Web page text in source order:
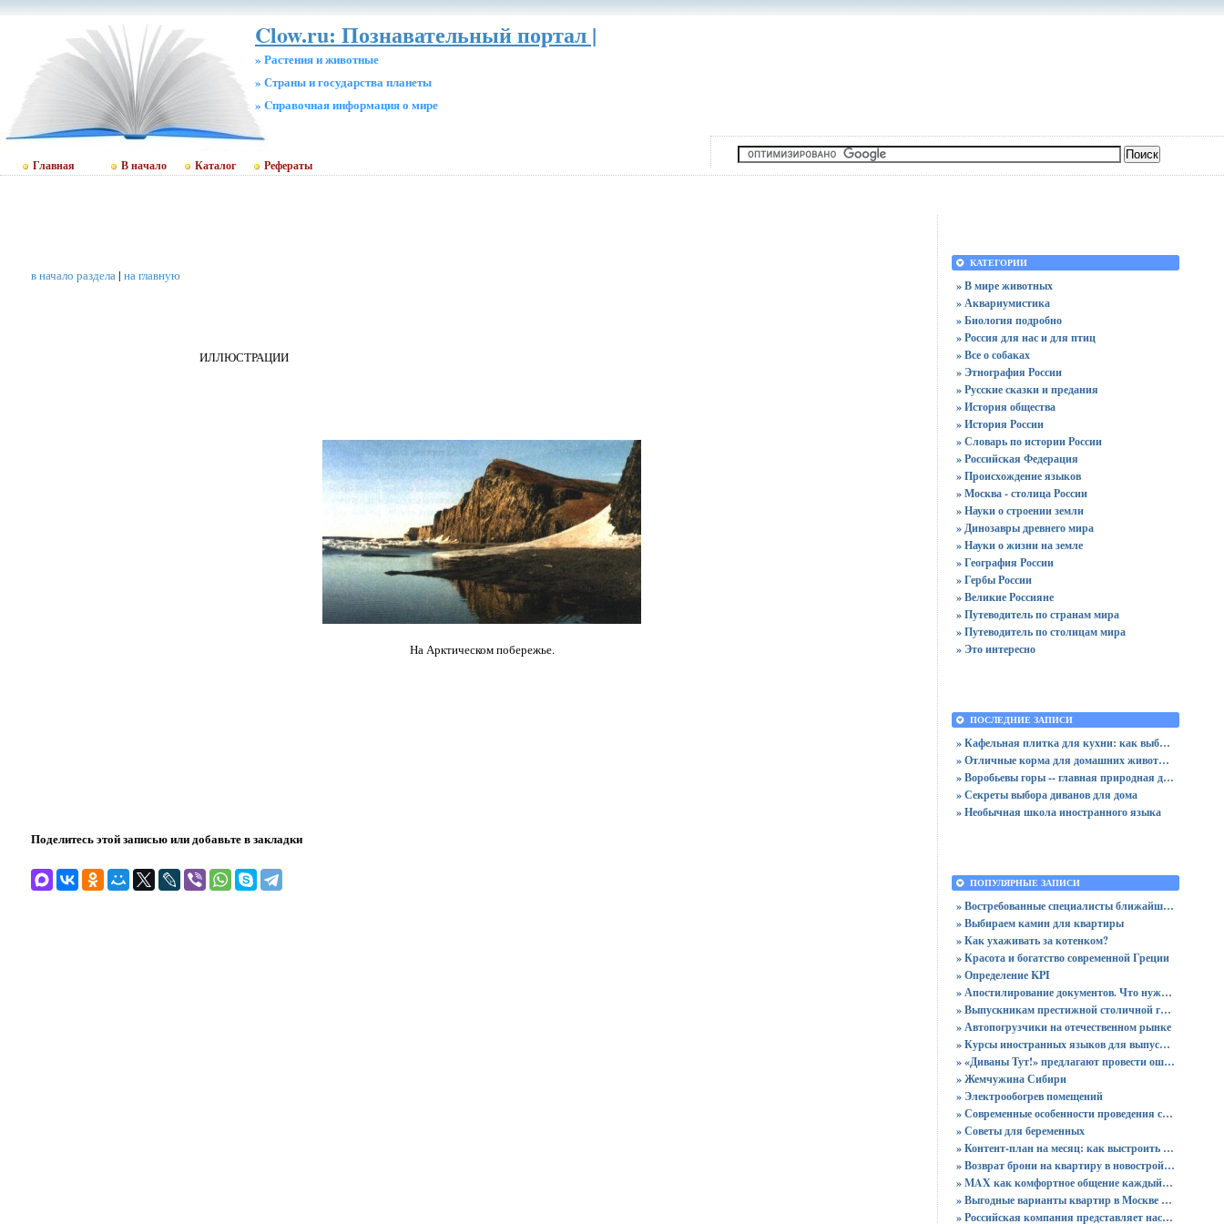
Clow.ru: Познавательный портал |
» Растения и животные
» Страны и государства планеты
» Cправочная информация о мире
Главная В начало Каталог Рефераты
в начало раздела| на главную
ИЛЛЮСТРАЦИИ
На Арктическом побережье.
Поделитесь этой записью или добавьте в закладки
КАТЕГОРИИ
» В мире животных
» Аквариумистика
» Биология подробно
» Россия для нас и для птиц
» Все о собаках
» Этнография России
» Русские сказки и предания
» История общества
» История России
» Словарь по истории России
» Российская Федерация
» Происхождение языков
» Москва - столица России
» Науки о строении земли
» Динозавры древнего мира
» Науки о жизни на земле
» География России
» Гербы России
» Великие Россияне
» Путеводитель по странам мира
» Путеводитель по столицам мира
» Это интересно
ПОСЛЕДНИЕ ЗАПИСИ
» Кафельная плитка для кухни: как выбрать практичную отделку
» Отличные корма для домашних животных
» Воробьевы горы -- главная природная достопримечательность Москвы
» Секреты выбора диванов для дома
» Необычная школа иностранного языка
ПОПУЛЯРНЫЕ ЗАПИСИ
» Востребованные специалисты ближайшего будущего
» Выбираем камин для квартиры
» Как ухаживать за котенком?
» Красота и богатство современной Греции
» Определение KPI
» Апостилирование документов. Что нужно учитывать?
» Выпускникам престижной столичной гимназии вручены 64 аттестата
» Автопогрузчики на отечественном рынке
» Курсы иностранных языков для выпускников
» «Диваны Тут!» предлагают провести ошеломительную ночь!
» Жемчужина Сибири
» Электрообогрев помещений
» Современные особенности проведения сертификации
» Советы для беременных
» Контент-план на месяц: как выстроить стратегию публикаций без хаоса
» Возврат брони на квартиру в новостройке - пошаговая инструкция и советы юриста
» MAX как комфортное общение каждый день: звонки без ограничений и файлы до 4 ГБ
» Выгодные варианты квартир в Москве с доступными ценами для покупки без переплат
» Российская компания представляет настольный ПК